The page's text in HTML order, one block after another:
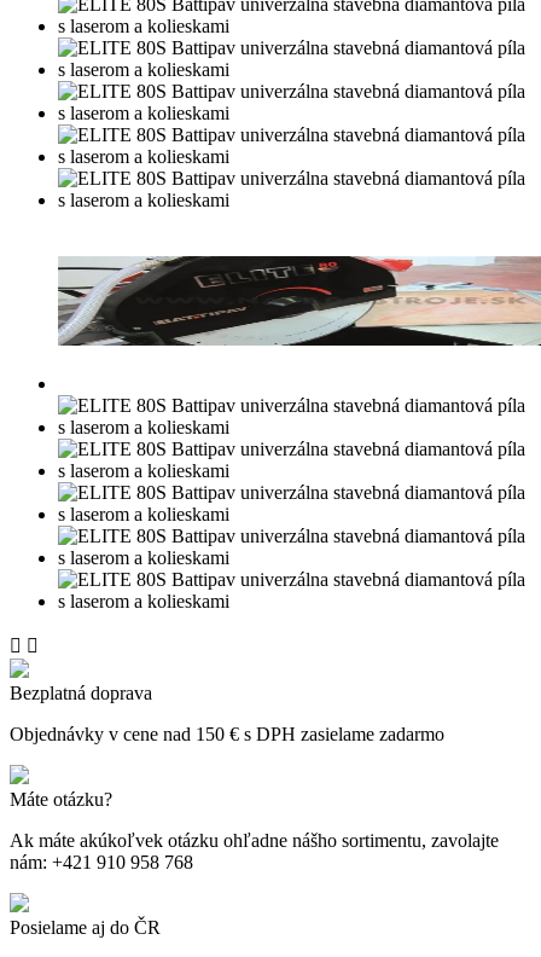
 
Bezplatná doprava
Objednávky v cene nad 150 € s DPH zasielame zadarmo
Máte otázku?
Ak máte akúkoľvek otázku ohľadne nášho sortimentu, zavolajte
nám: +421 910 958 768
Posielame aj do ČR